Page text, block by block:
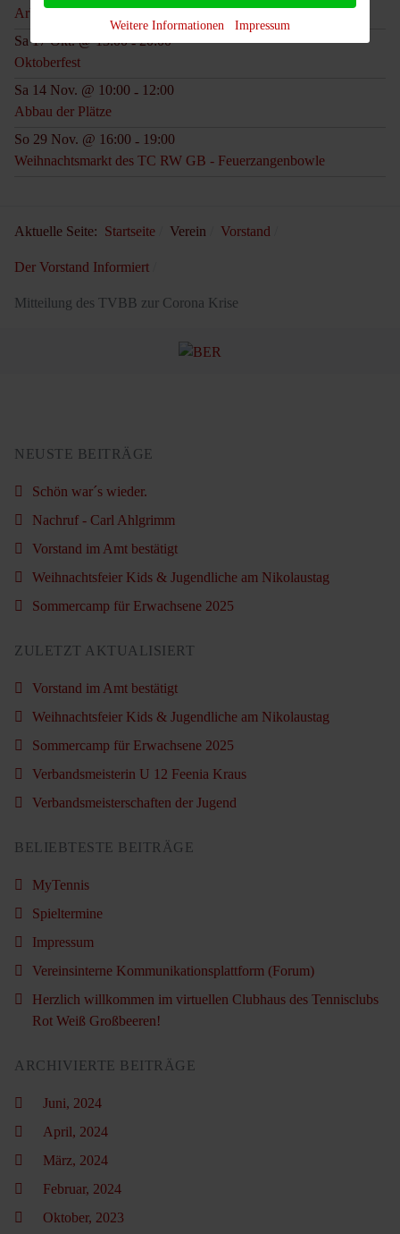
Arbeitseinsatz
Sa 17 Okt. @ 13:00-20:00
Oktoberfest
Sa 14 Nov. @ 10:00 - 12:00
Abbau der Plätze
So 29 Nov. @ 16:00 - 19:00
Weihnachtsmarkt des TC RW GB - Feuerzangenbowle
Aktuelle Seite: Startseite Verein Vorstand
Der Vorstand Informiert
Mitteilung des TVBB zur Corona Krise
NEUSTE BEITRÄGE
Schön war´s wieder.
Nachruf - Carl Ahlgrimm
Vorstand im Amt bestätigt
Weihnachtsfeier Kids & Jugendliche am Nikolaustag
Sommercamp für Erwachsene 2025
ZULETZT AKTUALISIERT
Vorstand im Amt bestätigt
Weihnachtsfeier Kids & Jugendliche am Nikolaustag
Sommercamp für Erwachsene 2025
Verbandsmeisterin U 12 Feenia Kraus
Verbandsmeisterschaften der Jugend
BELIEBTESTE BEITRÄGE
MyTennis
Spieltermine
Impressum
Vereinsinterne Kommunikationsplattform (Forum)
Herzlich willkommen im virtuellen Clubhaus des Tennisclubs
Rot Weiß Großbeeren!
ARCHIVIERTE BEITRÄGE
Juni, 2024
April, 2024
März, 2024
Februar, 2024
Oktober, 2023
Weitere Informationen Impressum